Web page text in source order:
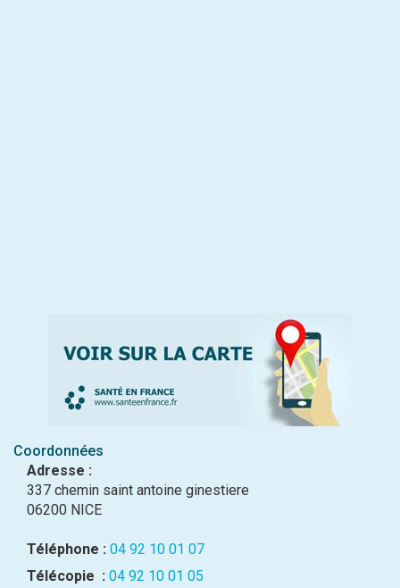
Coordonnées
Adresse :
337 chemin saint antoine ginestiere
06200 NICE
Téléphone : 04 92 10 01 07
Télécopie : 04 92 10 01 05